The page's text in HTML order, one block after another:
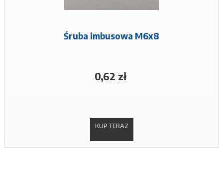
Śruba imbusowa M6x8
0,62 zł
KUP TERAZ